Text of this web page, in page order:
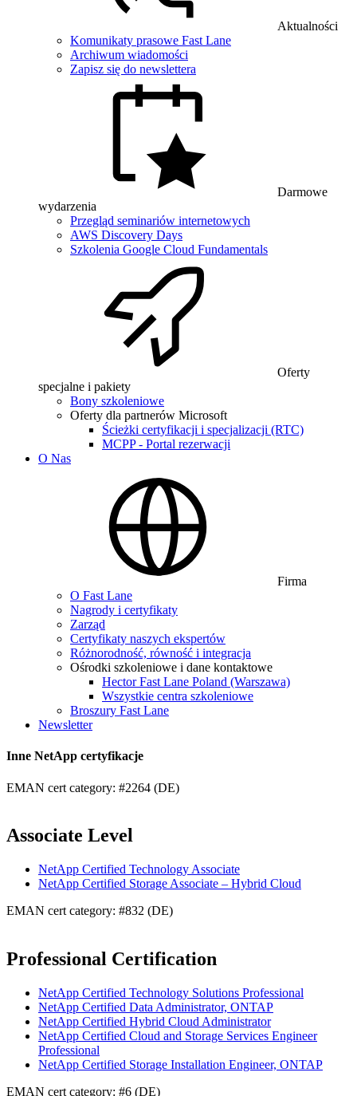
Aktualności
Komunikaty prasowe Fast Lane
Archiwum wiadomości
Zapisz się do newslettera
Darmowe
wydarzenia
Przegląd seminariów internetowych
AWS Discovery Days
Szkolenia Google Cloud Fundamentals
Oferty
specjalne i pakiety
Bony szkoleniowe
Oferty dla partnerów Microsoft
Ścieżki certyfikacji i specjalizacji (RTC)
MCPP - Portal rezerwacji
O Nas
Firma
O Fast Lane
Nagrody i certyfikaty
Zarząd
Certyfikaty naszych ekspertów
Różnorodność, równość i integracja
Ośrodki szkoleniowe i dane kontaktowe
Hector Fast Lane Poland (Warszawa)
Wszystkie centra szkoleniowe
Broszury Fast Lane
Newsletter
Inne NetApp certyfikacje
EMAN cert category: #2264 (DE)
Associate Level
NetApp Certified Technology Associate
NetApp Certified Storage Associate – Hybrid Cloud
EMAN cert category: #832 (DE)
Professional Certification
NetApp Certified Technology Solutions Professional
NetApp Certified Data Administrator, ONTAP
NetApp Certified Hybrid Cloud Administrator
NetApp Certified Cloud and Storage Services Engineer
Professional
NetApp Certified Storage Installation Engineer, ONTAP
EMAN cert category: #6 (DE)